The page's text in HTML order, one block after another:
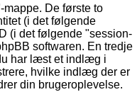
De første to
(i det følgende
(i det følgende "session-
softwaren. En tredje
har læst et indlæg i
hvilke indlæg der er
din brugeroplevelse.